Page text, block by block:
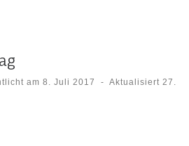
am8. Juli 2017 - Aktualisiert27.